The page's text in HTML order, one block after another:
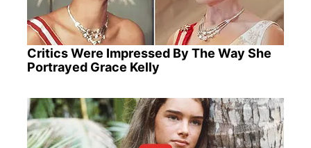
Critics Were Impressed By The Way She
Portrayed Grace Kelly